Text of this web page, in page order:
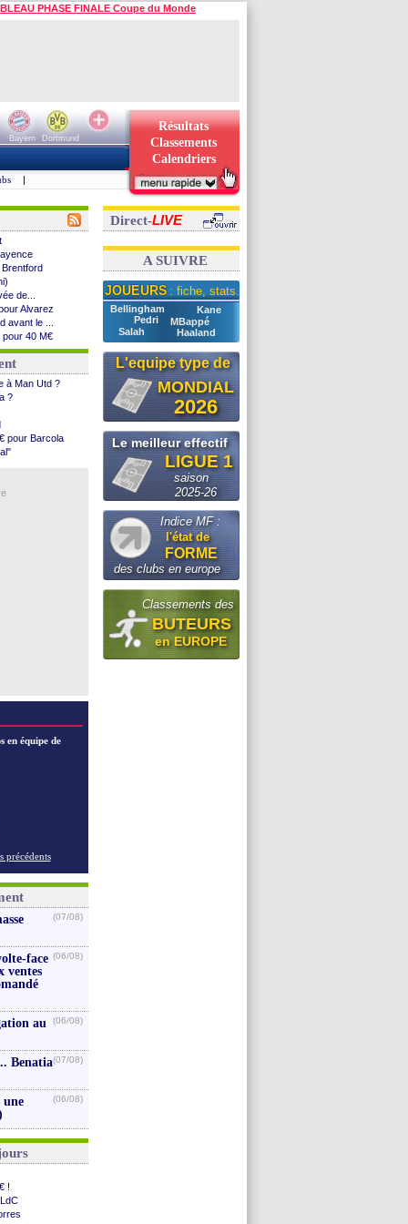
PHASE FINALE Coupe du Monde
Bayern
Dortmund
Résultats
Classements
Calendriers
|
de...
Alvarez
avant le ...
pour 40 M€
(officiel)
(off.)
à Man Utd ?
?
pour Barcola
en équipe de
précédents
(07/08)
face
ventes
(06/08)
au
(06/08)
Benatia(07/08)
une
(06/08)
!
Direct-LIVE
A SUIVRE
JOUEURS : fiche, stats...
Bellingham
Kane
Pedri
MBappé
Salah
Haaland
L'equipe type de
MONDIAL
2026
Le meilleur effectif
LIGUE 1
saison
2025-26
Indice MF :
l'état de
FORME
des clubs en europe
Classements des
BUTEURS
en EUROPE